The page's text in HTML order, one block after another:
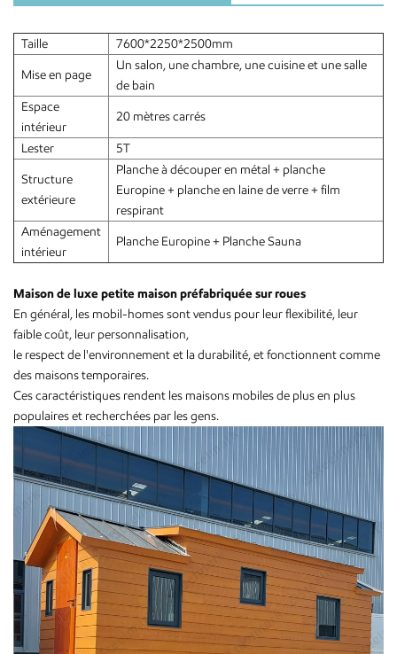
Taille 7600*2250*2500mm
Mise en page
Un salon, une chambre, une cuisine et une salle
de bain
Espace
intérieur
20 mètres carrés
Lester 5T
Structure
extérieure
Planche à découper en métal + planche
Europine + planche en laine de verre + film
respirant
Aménagement
intérieur
Planche Europine + Planche Sauna
Maison de luxe petite maison préfabriquée sur roues
En général, les mobil-homes sont vendus pour leur flexibilité, leur
faible coût, leur personnalisation,
le respect de l'environnement et la durabilité, et fonctionnent comme
des maisons temporaires.
Ces caractéristiques rendent les maisons mobiles de plus en plus
populaires et recherchées par les gens.